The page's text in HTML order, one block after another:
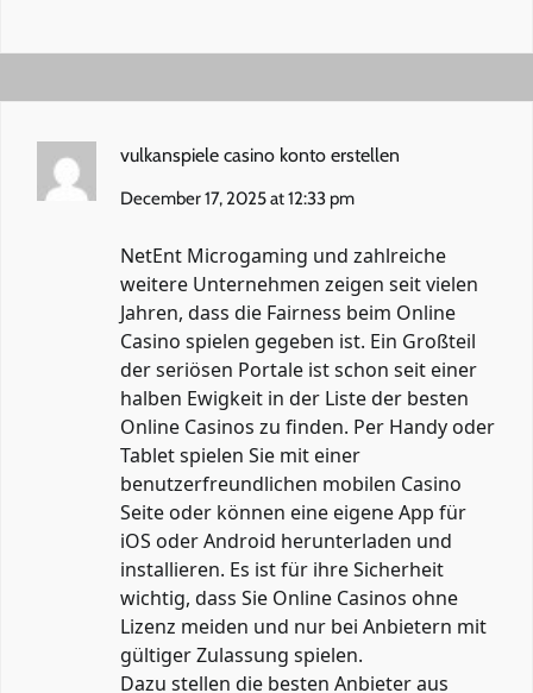
vulkanspiele casino konto erstellen
December 17, 2025 at 12:33 pm
NetEnt Microgaming und zahlreiche
weitere Unternehmen zeigen seit vielen
Jahren, dass die Fairness beim Online
Casino spielen gegeben ist. Ein Großteil
der seriösen Portale ist schon seit einer
halben Ewigkeit in der Liste der besten
Online Casinos zu finden. Per Handy oder
Tablet spielen Sie mit einer
benutzerfreundlichen mobilen Casino
Seite oder können eine eigene App für
iOS oder Android herunterladen und
installieren. Es ist für ihre Sicherheit
wichtig, dass Sie Online Casinos ohne
Lizenz meiden und nur bei Anbietern mit
gültiger Zulassung spielen.
Dazu stellen die besten Anbieter aus